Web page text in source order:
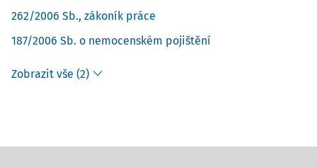
262/2006 Sb., zákoník práce
187/2006 Sb. o nemocenském pojištění
Zobrazit vše (2)